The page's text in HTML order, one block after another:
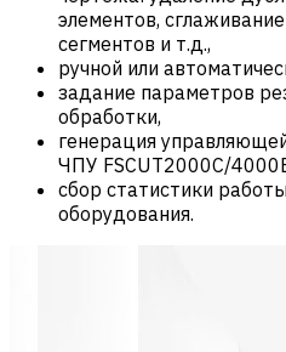
элементов,
сегментов и т.д.,
ручной или
задание параметров
обработки,
генерация
ЧПУ FSCUT2000С/
сбор статистики
оборудования.